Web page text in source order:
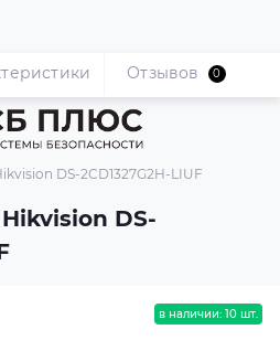
DS-2CD1327G2H-LIUF
DS-
Отзывов 0
в наличии: 10 шт.